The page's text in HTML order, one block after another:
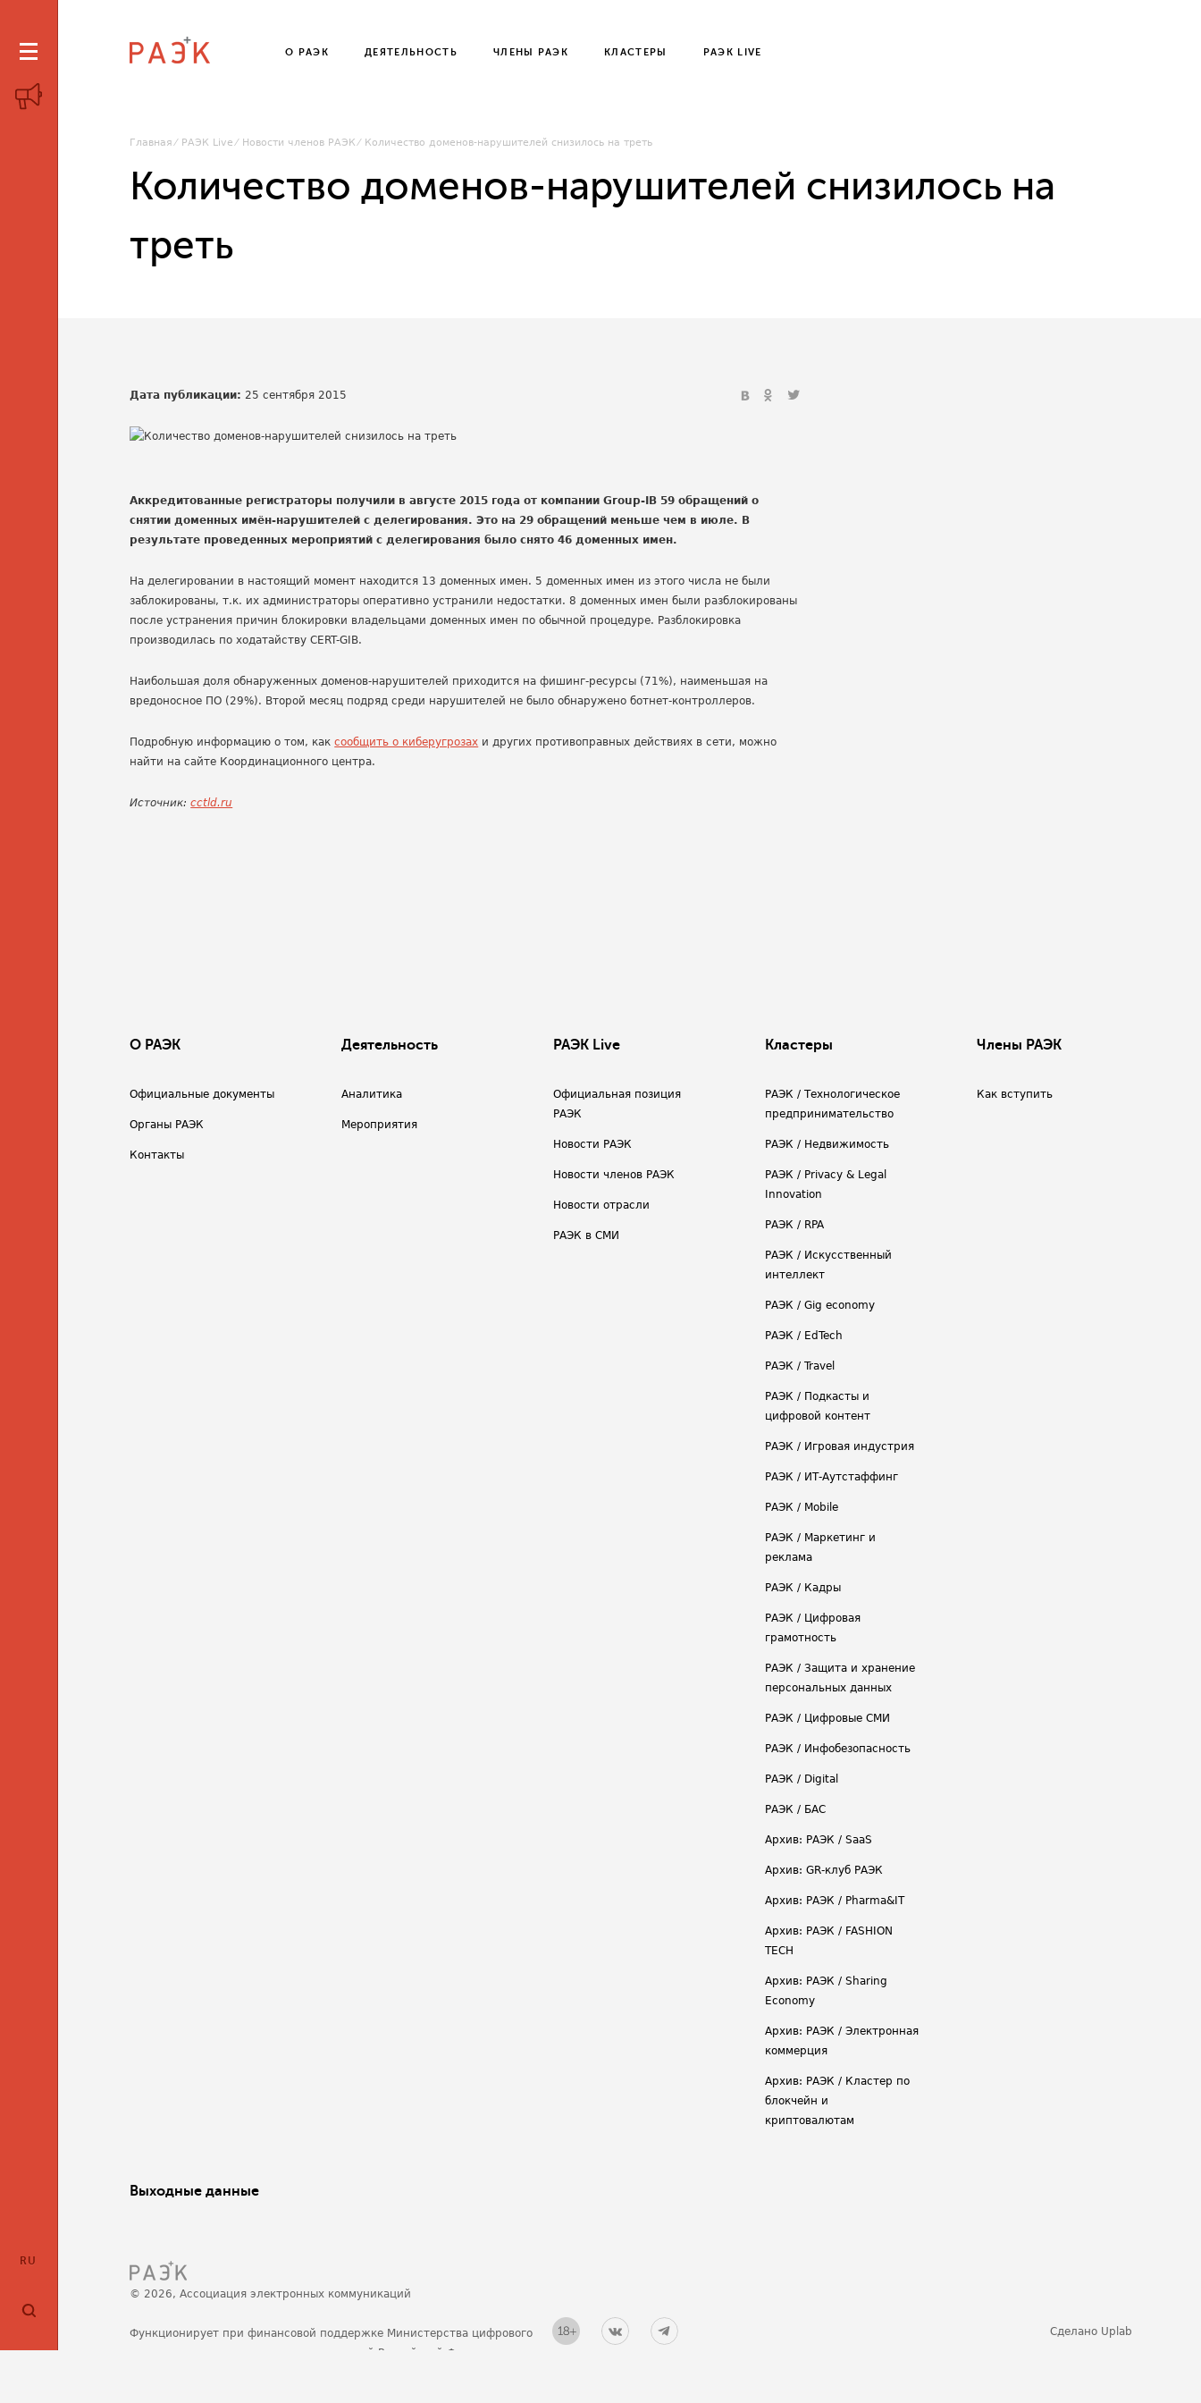
RU
О РАЭК ДЕЯТЕЛЬНОСТЬ ЧЛЕНЫ РАЭК КЛАСТЕРЫ РАЭК LIVE
Главная РАЭК Live Новости членов РАЭК Количество доменов-нарушителей снизилось на треть
Количество доменов-нарушителей снизилось на
треть
Дата публикации: 25 сентября 2015
Аккредитованные регистраторы получили в августе 2015 года от компании Group-IB 59 обращений о
снятии доменных имён-нарушителей с делегирования. Это на 29 обращений меньше чем в июле. В
результате проведенных мероприятий с делегирования было снято 46 доменных имен.
На делегировании в настоящий момент находится 13 доменных имен. 5 доменных имен из этого числа не были
заблокированы, т.к. их администраторы оперативно устранили недостатки. 8 доменных имен были разблокированы
после устранения причин блокировки владельцами доменных имен по обычной процедуре. Разблокировка
производилась по ходатайству CERT-GIB.
Наибольшая доля обнаруженных доменов-нарушителей приходится на фишинг-ресурсы (71%), наименьшая на
вредоносное ПО (29%). Второй месяц подряд среди нарушителей не было обнаружено ботнет-контроллеров.
Подробную информацию о том, каксообщить о киберугрозах и других противоправных действиях в сети, можно
найти на сайте Координационного центра.
Источник:cctld.ru
О РАЭК
Официальные документы
Органы РАЭК
Контакты
Деятельность
Аналитика
Мероприятия
РАЭК Live
Официальная позиция
РАЭК
Новости РАЭК
Новости членов РАЭК
Новости отрасли
РАЭК в СМИ
Кластеры
РАЭК / Технологическое
предпринимательство
РАЭК / Недвижимость
РАЭК / Privacy & Legal
Innovation
РАЭК / RPA
РАЭК / Искусственный
интеллект
РАЭК / Gig economy
РАЭК / EdTech
РАЭК / Travel
РАЭК / Подкасты и
цифровой контент
РАЭК / Игровая индустрия
РАЭК / ИТ-Аутстаффинг
РАЭК / Mobile
РАЭК / Маркетинг и
реклама
РАЭК / Кадры
РАЭК / Цифровая
грамотность
РАЭК / Защита и хранение
персональных данных
РАЭК / Цифровые СМИ
РАЭК / Инфобезопасность
РАЭК / Digital
РАЭК / БАС
Архив: РАЭК / SaaS
Архив: GR-клуб РАЭК
Архив: РАЭК / Pharma&IT
Архив: РАЭК / FASHION
TECH
Архив: РАЭК / Sharing
Economy
Архив: РАЭК / Электронная
коммерция
Архив: РАЭК / Кластер по
блокчейн и
криптовалютам
Члены РАЭК
Как вступить
Выходные данные
© 2026, Ассоциация электронных коммуникаций
Функционирует при финансовой поддержке Министерства цифрового
развития, связи и массовых коммуникаций Российской Федерации
Сделано Uplab